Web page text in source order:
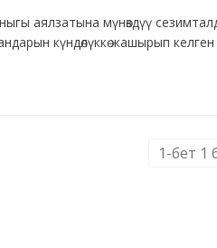
аялзатына мүнөздүү
күндөлүккө жашырып
1-бет 1